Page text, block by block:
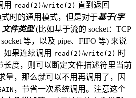
用 read(2) /write(2) 直到返回
式时的通用模式，但是对于基于(字
文件类型(比如基于流的 socket：TCP
等，以及 pipe、FIFO 等) 来说
如果连续调用 read(2) /write(2) 时
长度，则可以断定文件描述符里当前
量，那么就可以不用再调用了，因
，节省一次系统调用。注意这个